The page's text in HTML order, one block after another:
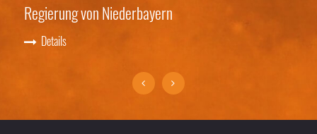
Regierung von Niederbayern
Details